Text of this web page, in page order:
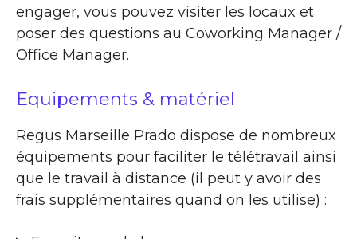
engager, vous pouvez visiter les locaux et
poser des questions au Coworking Manager /
Office Manager.
Equipements & matériel
Regus Marseille Prado dispose de nombreux
équipements pour faciliter le télétravail ainsi
que le travail à distance (il peut y avoir des
frais supplémentaires quand on les utilise) :